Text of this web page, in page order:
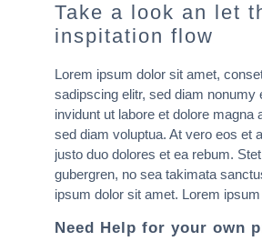
Take a look an let
inspitation flow
Lorem ipsum dolor sit amet,
sadipscing elitr, sed diam nonumy
invidunt ut labore et dolore magna
sed diam voluptua. At vero eos et
justo duo dolores et ea rebum.
gubergren, no sea takimata
ipsum dolor sit amet. Lorem
Need Help for your own